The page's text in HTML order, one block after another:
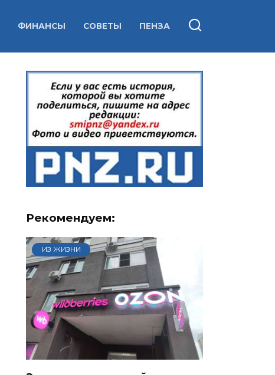
ФИНАНСЫ СОВЕТЫ ПЕНЗА
Рекомендуем:
ИЗ ЖИЗНИ